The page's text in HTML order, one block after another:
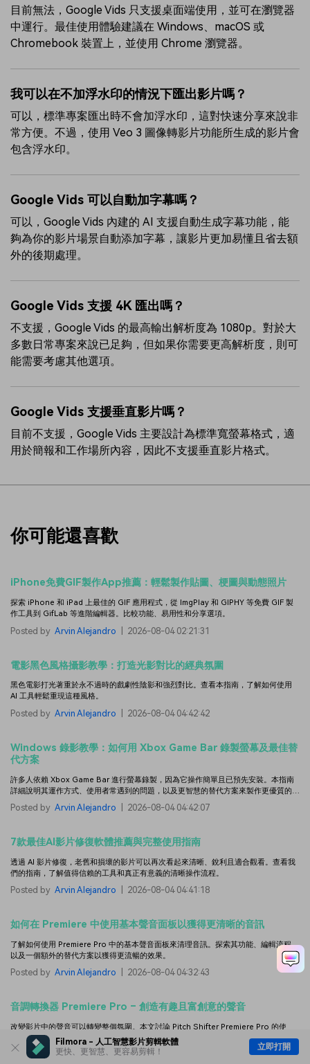
Filmora - 人工智慧影片剪輯軟體
更快、更智慧、更容易剪輯！
立即打開
目前無法，Google Vids 只支援桌面端使用，並可在瀏覽器
中運行。最佳使用體驗建議在 Windows、macOS 或
Chromebook 裝置上，並使用 Chrome 瀏覽器。
我可以在不加浮水印的情況下匯出影片嗎？
可以，標準專案匯出時不會加浮水印，這對快速分享來說非
常方便。不過，使用 Veo 3 圖像轉影片功能所生成的影片會
包含浮水印。
Google Vids 可以自動加字幕嗎？
可以，Google Vids 內建的 AI 支援自動生成字幕功能，能
夠為你的影片場景自動添加字幕，讓影片更加易懂且省去額
外的後期處理。
Google Vids 支援 4K 匯出嗎？
不支援，Google Vids 的最高輸出解析度為 1080p。對於大
多數日常專案來說已足夠，但如果你需要更高解析度，則可
能需要考慮其他選項。
Google Vids 支援垂直影片嗎？
目前不支援，Google Vids 主要設計為標準寬螢幕格式，適
用於簡報和工作場所內容，因此不支援垂直影片格式。
你可能還喜歡
iPhone免費GIF製作App推薦：輕鬆製作貼圖、梗圖與動態照片
探索 iPhone 和 iPad 上最佳的 GIF 應用程式，從 ImgPlay 和 GIPHY 等免費 GIF 製
作工具到 GifLab 等進階編輯器。比較功能、易用性和分享選項。
Posted by Arvin Alejandro 2026-08-04 02:21:31
電影黑色風格攝影教學：打造光影對比的經典氛圍
黑色電影打光著重於永不過時的戲劇性陰影和強烈對比。查看本指南，了解如何使用
AI 工具輕鬆重現這種風格。
Posted by Arvin Alejandro 2026-08-04 04:42:42
Windows 錄影教學：如何用 Xbox Game Bar 錄製螢幕及最佳替
代方案
許多人依賴 Xbox Game Bar 進行螢幕錄製，因為它操作簡單且已預先安裝。本指南
詳細說明其運作方式、使用者常遇到的問題，以及更智慧的替代方案來製作更優質的影
Posted by Arvin Alejandro 2026-08-04 04:42:07
7款最佳AI影片修復軟體推薦與完整使用指南
透過 AI 影片修復，老舊和損壞的影片可以再次看起來清晰、銳利且適合觀看。查看我
們的指南，了解值得信賴的工具和真正有意義的清晰操作流程。
Posted by Arvin Alejandro 2026-08-04 04:41:18
如何在 Premiere 中使用基本聲音面板以獲得更清晰的音訊
了解如何使用 Premiere Pro 中的基本聲音面板來清理音訊。探索其功能、編輯流程，
以及一個額外的替代方案以獲得更流暢的效果。
Posted by Arvin Alejandro 2026-08-04 04:32:43
音調轉換器 Premiere Pro – 創造有趣且富創意的聲音
改變影片中的聲音可以轉變整個氛圍。本文討論 Pitch Shifter Premiere Pro 的使
用，並與更好的替代方案進行比較。
Posted by Arvin Alejandro | 2026-08-04 04:32:34